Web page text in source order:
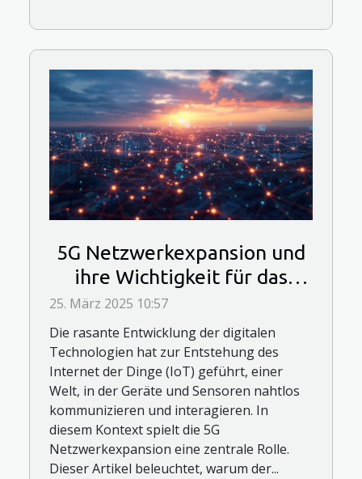
5G Netzwerkexpansion und
ihre Wichtigkeit für das
Internet der Dinge
25. März 2025 10:57
Die rasante Entwicklung der digitalen
Technologien hat zur Entstehung des
Internet der Dinge (IoT) geführt, einer
Welt, in der Geräte und Sensoren nahtlos
kommunizieren und interagieren. In
diesem Kontext spielt die 5G
Netzwerkexpansion eine zentrale Rolle.
Dieser Artikel beleuchtet, warum der...